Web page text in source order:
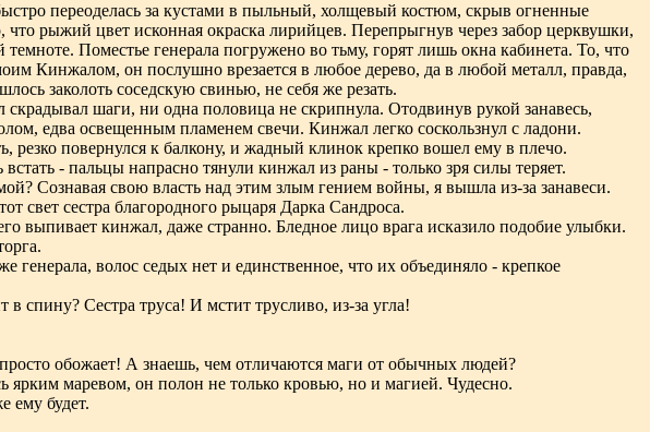
переоделась за кустами в пыльный, холщевый костюм, скрыв огненные
рыжий цвет исконная окраска лирийцев. Перепрыгнув через забор церквушки,
Поместье генерала погружено во тьму, горят лишь окна кабинета. То, что
Кинжалом, он послушно врезается в любое дерево, да в любой металл, правда,
заколоть соседскую свинью, не себя же резать.
шаги, ни одна половица не скрипнула. Отодвинув рукой занавесь,
едва освещенным пламенем свечи. Кинжал легко соскользнул с ладони.
повернулся к балкону, и жадный клинок крепко вошел ему в плечо.
- пальцы напрасно тянули кинжал из раны - только зря силы теряет.
Сознавая свою власть над этим злым гением войны, я вышла из-за занавеси.
свет сестра благородного рыцаря Дарка Сандроса.
выпивает кинжал, даже странно. Бледное лицо врага исказило подобие улыбки.
генерала, волос седых нет и единственное, что их объединяло - крепкое
спину? Сестра труса! И мстит трусливо, из-за угла!
обожает! А знаешь, чем отличаются маги от обычных людей?
маревом, он полон не только кровью, но и магией. Чудесно.
ему будет.